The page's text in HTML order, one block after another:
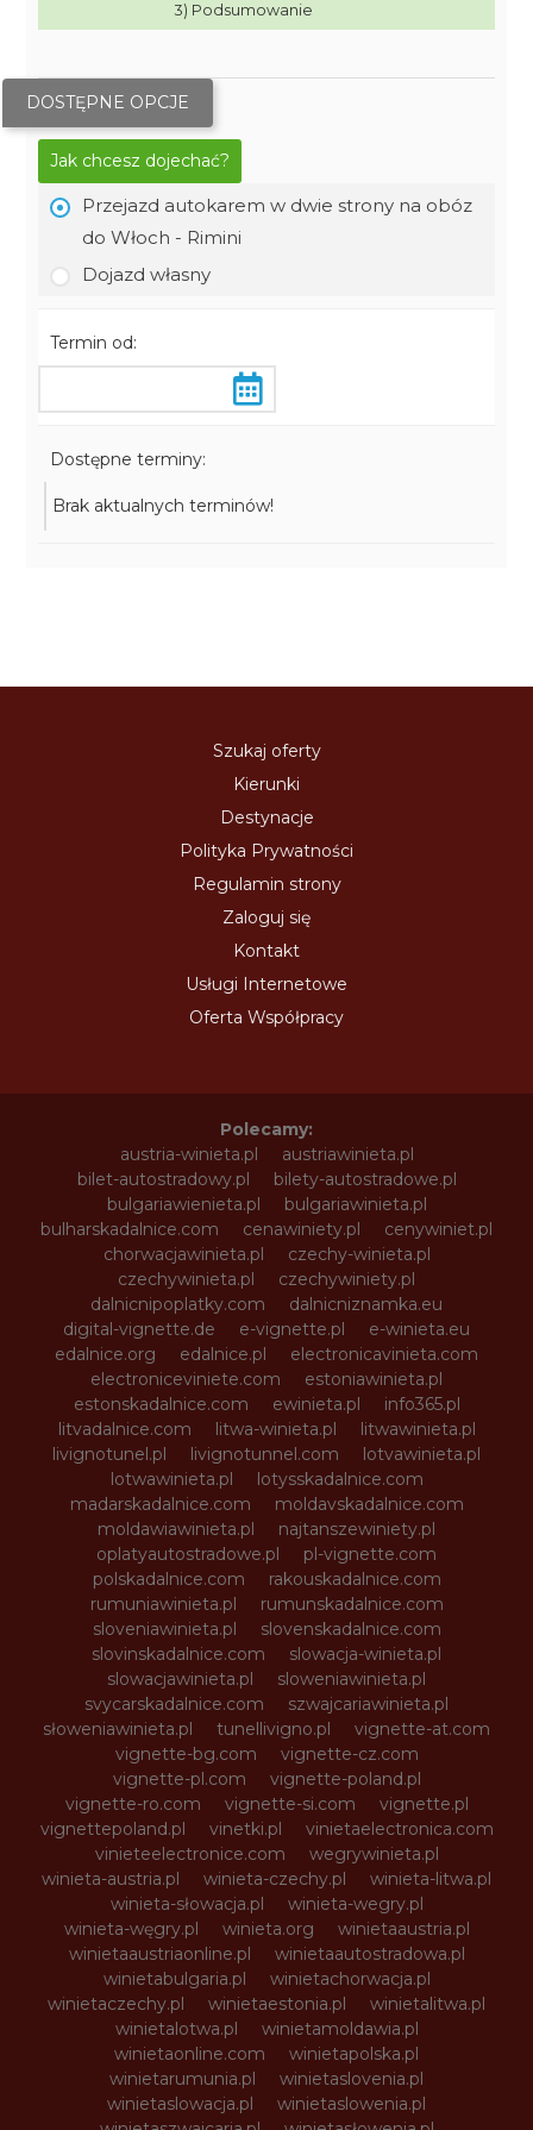
3) Podsumowanie
DOSTĘPNE OPCJE
Jak chcesz dojechać?
Przejazd autokarem w dwie strony na obóz
do Włoch - Rimini
Dojazd własny
Termin od:
Dostępne terminy:
Brak aktualnych terminów!
Szukaj oferty
Kierunki
Destynacje
Polityka Prywatności
Regulamin strony
Zaloguj się
Kontakt
Usługi Internetowe
Oferta Współpracy
Polecamy:
austria-winieta.pl
austriawinieta.pl
bilet-autostradowy.pl
bilety-autostradowe.pl
bulgariawienieta.pl
bulgariawinieta.pl
bulharskadalnice.com
cenawiniety.pl
cenywiniet.pl
chorwacjawinieta.pl
czechy-winieta.pl
czechywinieta.pl
czechywiniety.pl
dalnicnipoplatky.com
dalnicniznamka.eu
digital-vignette.de
e-vignette.pl
e-winieta.eu
edalnice.org
edalnice.pl
electronicavinieta.com
electroniceviniete.com
estoniawinieta.pl
estonskadalnice.com
ewinieta.pl
info365.pl
litvadalnice.com
litwa-winieta.pl
litwawinieta.pl
livignotunel.pl
livignotunnel.com
lotvawinieta.pl
lotwawinieta.pl
lotysskadalnice.com
madarskadalnice.com
moldavskadalnice.com
moldawiawinieta.pl
najtanszewiniety.pl
oplatyautostradowe.pl
pl-vignette.com
polskadalnice.com
rakouskadalnice.com
rumuniawinieta.pl
rumunskadalnice.com
sloveniawinieta.pl
slovenskadalnice.com
slovinskadalnice.com
slowacja-winieta.pl
slowacjawinieta.pl
sloweniawinieta.pl
svycarskadalnice.com
szwajcariawinieta.pl
słoweniawinieta.pl
tunellivigno.pl
vignette-at.com
vignette-bg.com
vignette-cz.com
vignette-pl.com
vignette-poland.pl
vignette-ro.com
vignette-si.com
vignette.pl
vignettepoland.pl
vinetki.pl
vinietaelectronica.com
vinieteelectronice.com
wegrywinieta.pl
winieta-austria.pl
winieta-czechy.pl
winieta-litwa.pl
winieta-słowacja.pl
winieta-wegry.pl
winieta-węgry.pl
winieta.org
winietaaustria.pl
winietaaustriaonline.pl
winietaautostradowa.pl
winietabulgaria.pl
winietachorwacja.pl
winietaczechy.pl
winietaestonia.pl
winietalitwa.pl
winietalotwa.pl
winietamoldawia.pl
winietaonline.com
winietapolska.pl
winietarumunia.pl
winietaslovenia.pl
winietaslowacja.pl
winietaslowenia.pl